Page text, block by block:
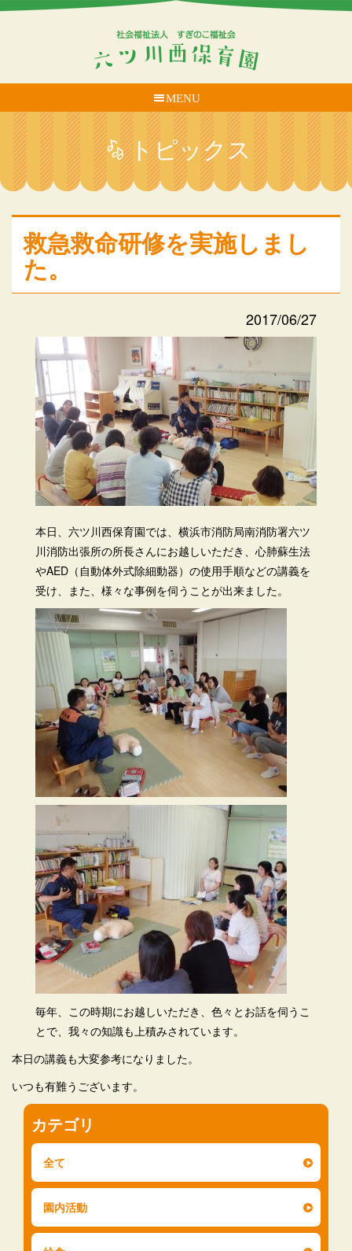
MENU
トピックス
救急救命研修を実施しまし
た。
2017/06/27
本日、六ツ川西保育園では、横浜市消防局南消防署六ツ
川消防出張所の所長さんにお越しいただき、心肺蘇生法
やAED（自動体外式除細動器）の使用手順などの講義を
受け、また、様々な事例を伺うことが出来ました。
毎年、この時期にお越しいただき、色々とお話を伺うこ
とで、我々の知識も上積みされています。
本日の講義も大変参考になりました。
いつも有難うございます。
カテゴリ
全て
園内活動